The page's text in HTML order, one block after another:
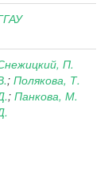
П.
; Полякова, Т.
; Панкова, М.